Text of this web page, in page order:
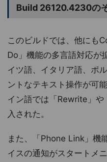
Build 26120.4230の
このビルドでは、他にも
Do」機能の多言語対応が
イツ語、イタリア語、ポ
ントなテキスト操作が可
イン語では「Rewrite」
入された。
また、「Phone Link」機
イスの通知がスタートメ